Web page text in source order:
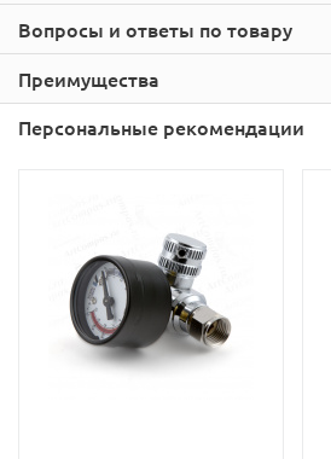
Вопросы и ответы по товару
Преимущества
Персональные рекомендации